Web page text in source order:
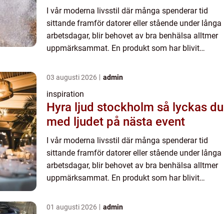
I vår moderna livsstil där många spenderar tid
sittande framför datorer eller stående under långa
arbetsdagar, blir behovet av bra benhälsa alltmer
uppmärksammat. En produkt som har blivit
03 augusti 2026 admin
inspiration
Hyra ljud stockholm så lyckas du
med ljudet på nästa event
I vår moderna livsstil där många spenderar tid
sittande framför datorer eller stående under långa
arbetsdagar, blir behovet av bra benhälsa alltmer
uppmärksammat. En produkt som har blivit
01 augusti 2026 admin